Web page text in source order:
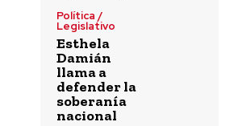
Política /
Legislativo
Esthela
Damián
llama a
defender la
soberanía
nacional